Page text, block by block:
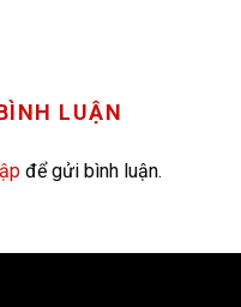
LUẬN
để gửi bình luận.